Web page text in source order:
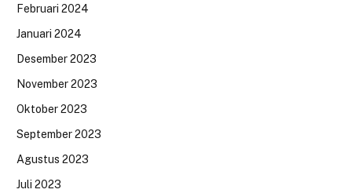
Februari 2024
Januari 2024
Desember 2023
November 2023
Oktober 2023
September 2023
Agustus 2023
Juli 2023